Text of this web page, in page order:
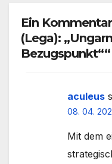
Ein
(Lega):
Bezugspunkt““
aculeus
08. 04.
Mit dem